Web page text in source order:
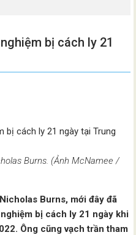
bị cách ly 21
Burns. (Ảnh McNamee /
Burns, mới đây đã
bị cách ly 21 ngày khi
Ông cũng vạch trần tham